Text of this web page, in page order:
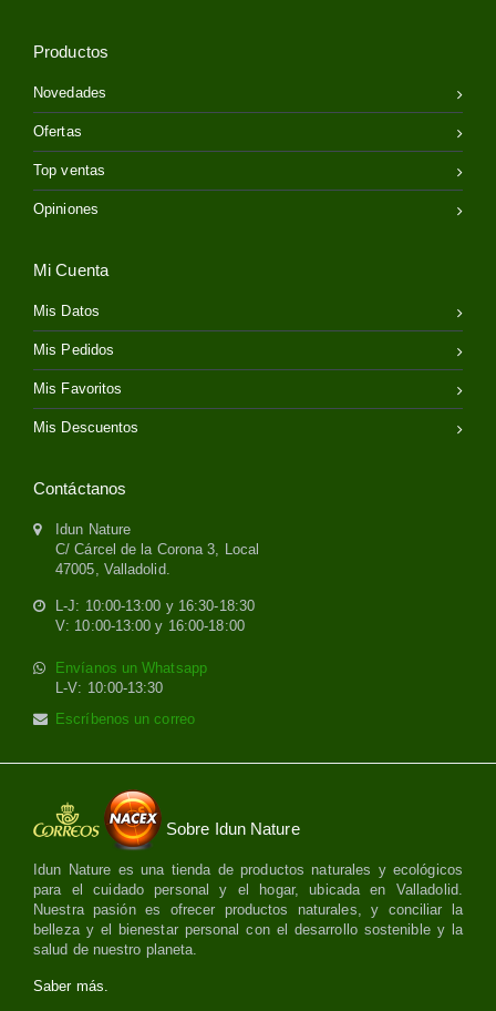
Productos
Novedades
Ofertas
Top ventas
Opiniones
Mi Cuenta
Mis Datos
Mis Pedidos
Mis Favoritos
Mis Descuentos
Contáctanos
Idun Nature
C/ Cárcel de la Corona 3, Local
47005, Valladolid.
L-J: 10:00-13:00 y 16:30-18:30
V: 10:00-13:00 y 16:00-18:00
Envíanos un Whatsapp
L-V: 10:00-13:30
Escríbenos un correo
Sobre Idun Nature
Idun Nature es una tienda de productos naturales y ecológicos
para el cuidado personal y el hogar, ubicada en Valladolid.
Nuestra pasión es ofrecer productos naturales, y conciliar la
belleza y el bienestar personal con el desarrollo sostenible y la
salud de nuestro planeta.
Saber más.